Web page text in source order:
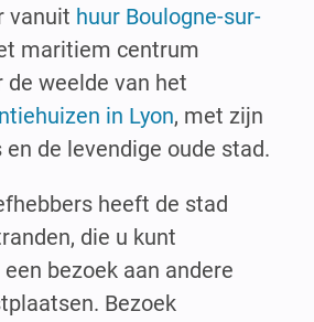
vanuit huur Boulogne-sur-
maritiem centrum
de weelde van het
in Lyon, met zijn
de levendige oude stad.
heeft de stad
die u kunt
bezoek aan andere
Bezoek